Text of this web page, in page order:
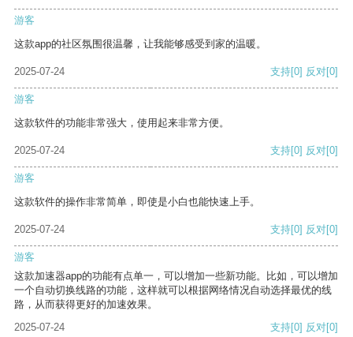
游客
这款app的社区氛围很温馨，让我能够感受到家的温暖。
2025-07-24 支持[0] 反对[0]
游客
这款软件的功能非常强大，使用起来非常方便。
2025-07-24 支持[0] 反对[0]
游客
这款软件的操作非常简单，即使是小白也能快速上手。
2025-07-24 支持[0] 反对[0]
游客
这款加速器app的功能有点单一，可以增加一些新功能。比如，可以增加
一个自动切换线路的功能，这样就可以根据网络情况自动选择最优的线
路，从而获得更好的加速效果。
2025-07-24
支持[0] 反对[0]